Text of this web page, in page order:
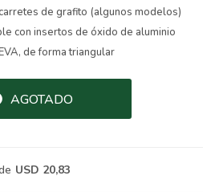
de grafito (algunos modelos)
con insertos de óxido de aluminio
de forma triangular
AGOTADO
USD 20,83